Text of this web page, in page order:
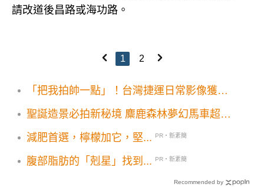
請改道後昌路或海功路。
1 2
「把我拍帥一點」！台灣捷運日常影像獲得
聖誕造景必拍新秘境 麋鹿森林夢幻馬車超吸
減肥首選，檸檬加它，堅...
PR・新素簡
腹部脂肪的「剋星」找到... PR・新素簡
Recommended by